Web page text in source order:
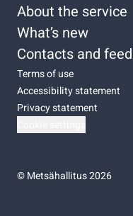
About the service
What’s new
Contacts and
Terms of use
Accessibility statement
Privacy statement
©Metsähallitus 2026